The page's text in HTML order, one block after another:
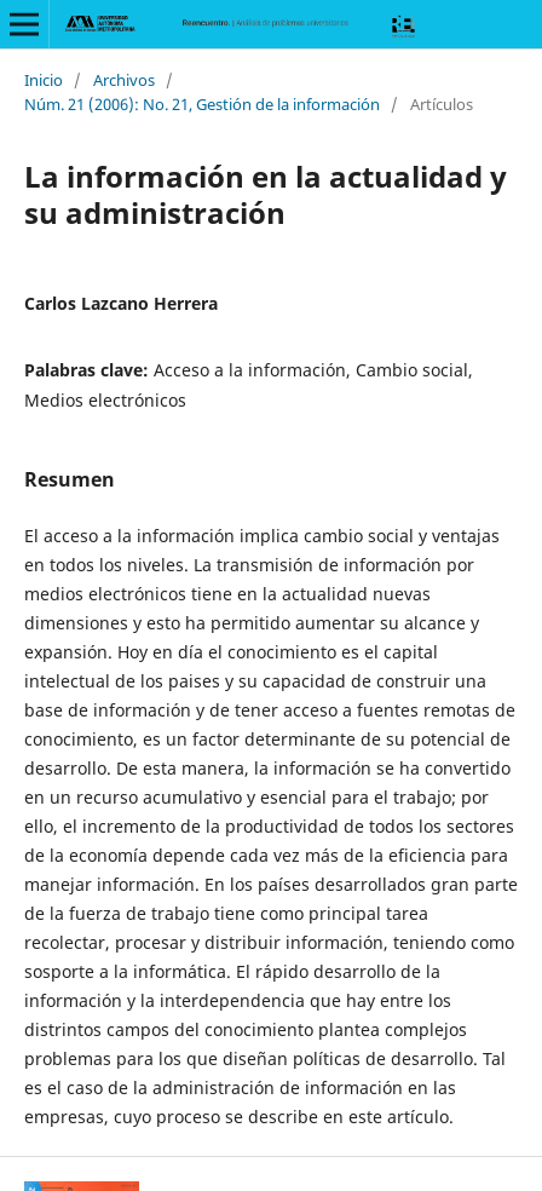
Inicio / Archivos /
Núm. 21 (2006): No. 21, Gestión de la información
/ Artículos
La información en la actualidad y
su administración
Carlos Lazcano Herrera
Palabras clave: Acceso a la información, Cambio social,
Medios electrónicos
Resumen
El acceso a la información implica cambio social y ventajas
en todos los niveles. La transmisión de información por
medios electrónicos tiene en la actualidad nuevas
dimensiones y esto ha permitido aumentar su alcance y
expansión. Hoy en día el conocimiento es el capital
intelectual de los paises y su capacidad de construir una
base de información y de tener acceso a fuentes remotas de
conocimiento, es un factor determinante de su potencial de
desarrollo. De esta manera, la información se ha convertido
en un recurso acumulativo y esencial para el trabajo; por
ello, el incremento de la productividad de todos los sectores
de la economía depende cada vez más de la eficiencia para
manejar información. En los países desarrollados gran parte
de la fuerza de trabajo tiene como principal tarea
recolectar, procesar y distribuir información, teniendo como
sosporte a la informática. El rápido desarrollo de la
información y la interdependencia que hay entre los
distrintos campos del conocimiento plantea complejos
problemas para los que diseñan políticas de desarrollo. Tal
es el caso de la administración de información en las
empresas, cuyo proceso se describe en este artículo.